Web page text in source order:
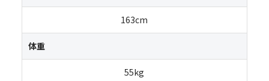
163cm
体重
55kg